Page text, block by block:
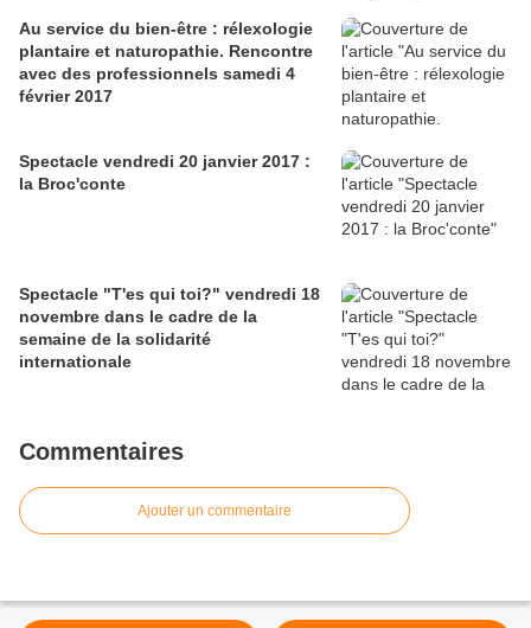
Au service du bien-être : rélexologie
plantaire et naturopathie. Rencontre
avec des professionnels samedi 4
février 2017
Spectacle vendredi 20 janvier 2017 :
la Broc'conte
Spectacle "T'es qui toi?" vendredi 18
novembre dans le cadre de la
semaine de la solidarité
internationale
Commentaires
Ajouter un commentaire